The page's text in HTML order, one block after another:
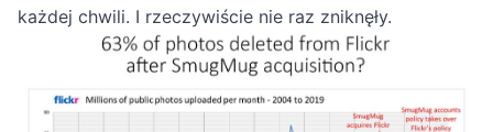
każdej chwili. I rzeczywiście nie raz zniknęły.